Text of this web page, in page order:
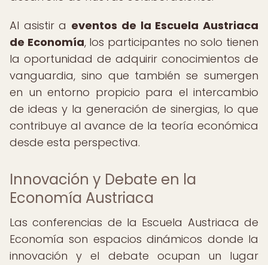
Al asistir a eventos de la Escuela Austriaca
de Economía, los participantes no solo tienen
la oportunidad de adquirir conocimientos de
vanguardia, sino que también se sumergen
en un entorno propicio para el intercambio
de ideas y la generación de sinergias, lo que
contribuye al avance de la teoría económica
desde esta perspectiva.
Innovación y Debate en la
Economía Austriaca
Las conferencias de la Escuela Austriaca de
Economía son espacios dinámicos donde la
innovación y el debate ocupan un lugar